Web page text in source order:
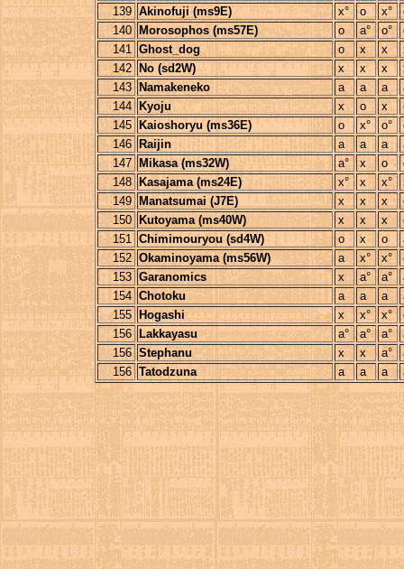
139 Akinofuji (ms9E) x° o x°
140
Morosophos (ms57E) o a° o°
141 Ghost_dog o x x
142
No (sd2W) x x x
143
Namakeneko a a a
144
Kyoju x o x
145
Kaioshoryu (ms36E) o x° o°
146
Raijin a a a
147
Mikasa (ms32W) a° x o
148
Kasajama (ms24E) x° x x°
149
Manatsumai (J7E) x x x
150
Kutoyama (ms40W) x x x
151 Chimimouryou (sd4W) o x o
152 Okaminoyama (ms56W) a x° x°
153 Garanomics x a° a°
154 Chotoku a a a
155
Hogashi x x° x°
156
Lakkayasu a° a° a°
156 Stephanu x x a°
156 Tatodzuna a a a